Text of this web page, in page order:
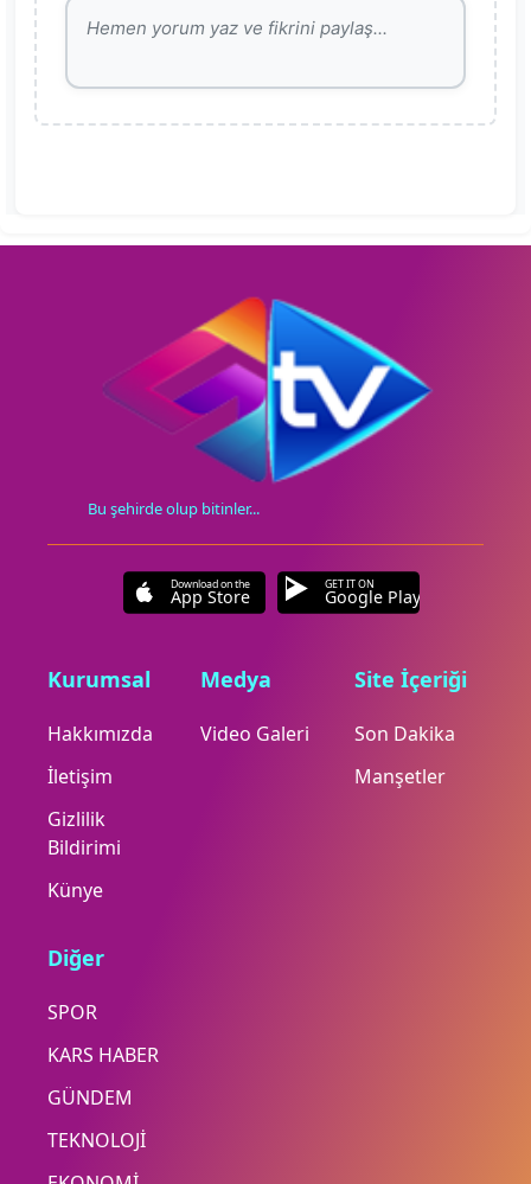
Bu şehirde olup bitinler...
Download on the
App Store
GET IT ON
Google Play
Kurumsal
Hakkımızda
İletişim
Gizlilik
Bildirimi
Künye
Medya
Video Galeri
Site İçeriği
Son Dakika
Manşetler
Diğer
SPOR
KARS HABER
GÜNDEM
TEKNOLOJİ